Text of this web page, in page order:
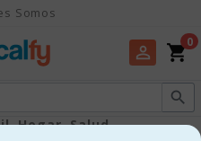
Somos
perm_identity shopping_cart
0
Hogar, Salud...
